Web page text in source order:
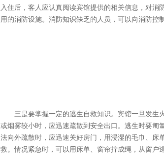
入住后，客人应认真阅读宾馆提供的相关信息，对
用的消防设施。消防知识缺乏的人员，可以向消防控
三是要掌握一定的逃生自救知识。宾馆一旦发生
或烟雾较小时，应迅速疏散到安全出口。逃生时要
法向外疏散时，应迅速关好房门，用浸湿的毛巾、
救。情况紧急时，可以用床单、窗帘拧成绳，从窗户